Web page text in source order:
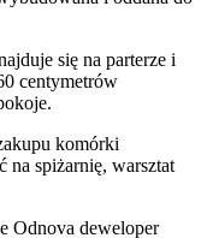
się na parterze i
centymetrów
.
komórki
na spiżarnię, warsztat
Odnova deweloper